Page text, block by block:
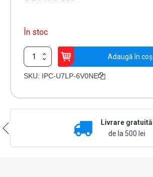
În stoc
Cantitate
Cameră
supraveghere
Adaugă în coș
SKU: IPC-U7LP-6V0NE
Livrare gratuită
de la 500 lei